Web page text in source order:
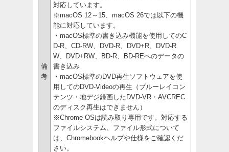
備
考
対応しています。
※macOS 12～15、macOS 26では以下の機
能に対応しています。
・macOS標準の書き込み機能を使用してのC
D-R、CD-RW、DVD-R、DVD+R、DVD-R
W、DVD+RW、BD-R、BD-REへのデータの
書き込み
・macOS標準のDVD再生ソフトウェアを使
用してのDVD-Videoの再生（ブルーレイコン
テンツ・地デジ録画したDVD-VR・AVCREC
のディスク再生はできません）
※Chrome OSは読み取り専用です。対応する
ファイルシステム、ファイル形式について
は、Chromebookヘルプや仕様をご確認くだ
さい。